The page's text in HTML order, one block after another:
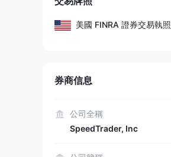
46
美國 FINRA 證券交易執照
券商信息
公司全稱
SpeedTrader, Inc